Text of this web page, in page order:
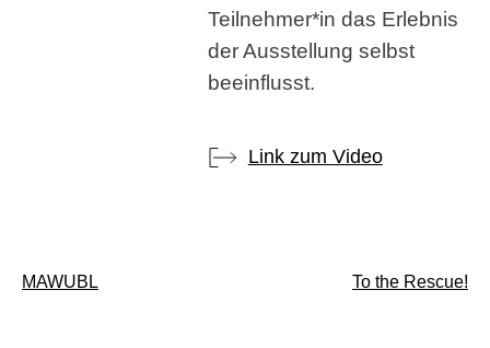
Teilnehmer*in das Erlebnis
der Ausstellung selbst
beeinflusst.
Link zum Video
Beitragsnavigation
MAWUBL To the Rescue!